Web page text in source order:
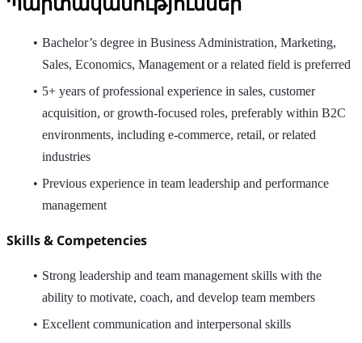
Պարտականություններ
Bachelor’s degree in Business Administration, Marketing,
Sales, Economics, Management or a related field is preferred
5+ years of professional experience in sales, customer
acquisition, or growth-focused roles, preferably within B2C
environments, including e-commerce, retail, or related
industries
Previous experience in team leadership and performance
management
Skills & Competencies
Strong leadership and team management skills with the
ability to motivate, coach, and develop team members
Excellent communication and interpersonal skills